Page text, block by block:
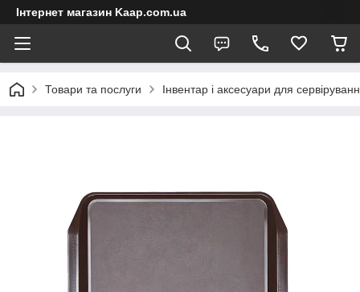
Інтернет магазин Kaap.com.ua
Товари та послуги Інвентар і аксесуари для